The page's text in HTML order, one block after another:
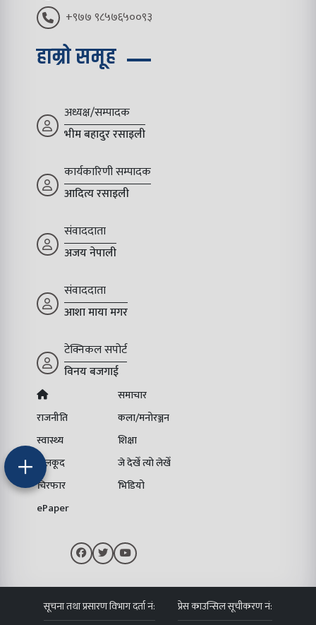
+९७७ ९८५७६५००९३
हाम्रो समूह
अध्यक्ष/सम्पादक
भीम बहादुर रसाइली
कार्यकारिणी सम्पादक
आदित्य रसाइली
संवाददाता
अजय नेपाली
संवाददाता
आशा माया मगर
टेक्निकल सपोर्ट
विनय बजगाई
समाचार
राजनीति
कला/मनोरञ्जन
स्वास्थ्य
शिक्षा
खेलकूद
जे देखेँ त्यो लेखेँ
चिरफार
भिडियो
ePaper
सूचना तथा प्रसारण विभाग दर्ता नं: प्रेस काउन्सिल सूचीकरण नं: